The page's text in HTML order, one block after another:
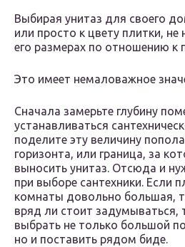
Выбирая унитаз для своего
или просто к цвету плитки,
его размерах по отношению к
Это имеет немаловажное
Сначала замерьте глубину
устанавливаться
поделите эту величину
горизонта, или граница, за
выносить унитаз. Отсюда и
при выборе сантехники. Если
комнаты довольно большая,
вряд ли стоит задумываться,
выбрать не только большой
но и поставить рядом биде.